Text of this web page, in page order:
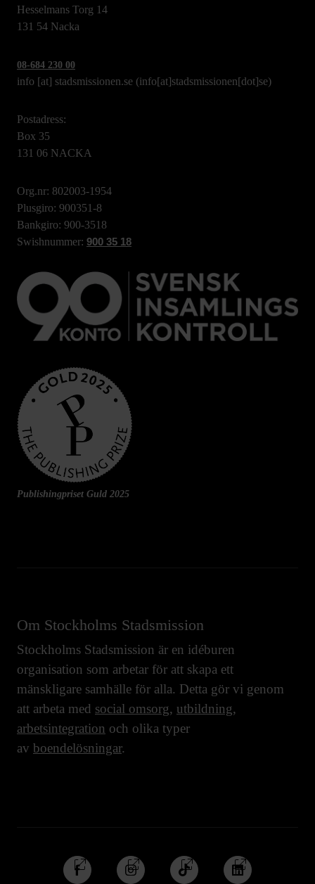
Hesselmans Torg 14
131 54 Nacka
08-684 230 00
info [at] stadsmissionen.se (info[at]stadsmissionen[dot]se)
Postadress:
Box 35
131 06 NACKA
Org.nr: 802003-1954
Plusgiro: 900351-8
Bankgiro: 900-3518
Swishnummer: 900 35 18
Publishingpriset Guld 2025
Om Stockholms Stadsmission
Stockholms Stadsmission är en idéburen
organisation som arbetar för att skapa ett
mänskligare samhälle för alla. Detta gör vi genom
att arbeta med social omsorg, utbildning,
arbetsintegration och olika typer
av boendelösningar.
Följ
oss
Följ
oss
Följ
oss
Följ
oss